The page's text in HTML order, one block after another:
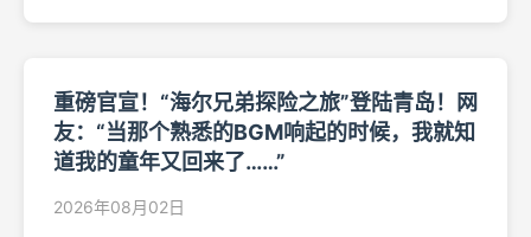
重磅官宣！“海尔兄弟探险之旅”登陆青岛！网
友：“当那个熟悉的BGM响起的时候，我就知
道我的童年又回来了……”
2026年08月02日